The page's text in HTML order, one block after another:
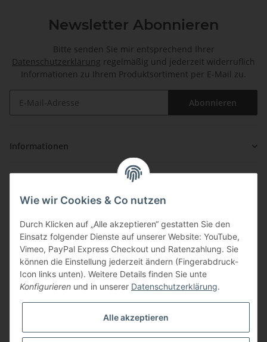
Newsletter Abonnieren
Bitte senden Sie mir entsprechend Ihrer
Datenschutzerklärung regelmäßig und jederzeit widerruflich
Informationen zu Ihrem Produktsortiment per E-Mail zu.
Abonnieren
Informationen
Über uns
ouzo-shop.com ist Ihr Shop für hochwertigen Ouzo und
Spirituosen direkt aus Griechenland! Unsere Waren erhalten
Wie wir Cookies & Co nutzen
Durch Klicken auf „Alle akzeptieren“ gestatten Sie den
Einsatz folgender Dienste auf unserer Website: YouTube,
Vimeo, PayPal Express Checkout und Ratenzahlung. Sie
können die Einstellung jederzeit ändern (Fingerabdruck-
Icon links unten). Weitere Details finden Sie unte
Konfigurieren und in unserer Datenschutzerklärung.
Alle akzeptieren